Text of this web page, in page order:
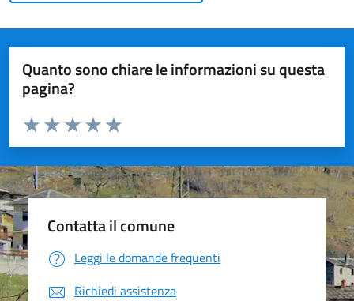
Quanto sono chiare le informazioni su questa
pagina?
Valuta da 1 a 5 stelle la pagina
Valuta 5 stelle su 5
Valuta 4 stelle su 5
Valuta 3 stelle su 5
Valuta 2 stelle su 5
Valuta 1 stelle su 5
Contatta il comune
Leggi le domande frequenti
Richiedi assistenza